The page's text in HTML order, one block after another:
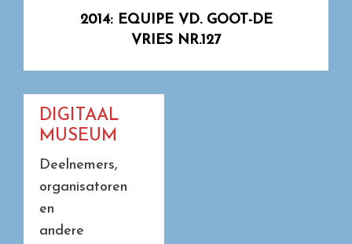
2014: EQUIPE VD. GOOT-DE
VRIES NR.127
DIGITAAL
MUSEUM
Deelnemers,
organisatoren
en
andere